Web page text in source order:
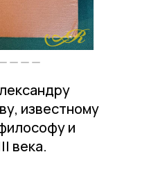
известному
и
века.